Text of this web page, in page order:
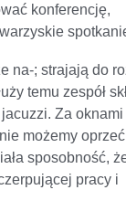
konferencję,
na-; strajają do
temu zespół
Za
możemy
sposobność,
pracy i